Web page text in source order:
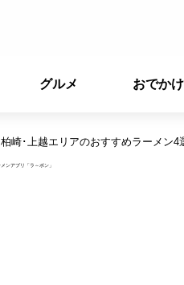
グルメ おでかけ
柏崎･上越エリアのおすすめラーメン4